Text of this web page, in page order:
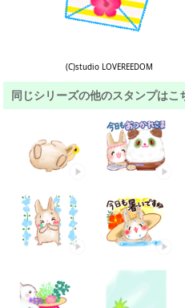
(C)studio LOVEREEDOM
同じシリーズの他のスタンプはこ